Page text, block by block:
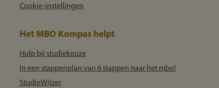
Cookie-instellingen
Het MBO Kompas helpt
Hulp bij studiekeuze
In een stappenplan van 6 stappen naar het mbo!
StudieWijzer